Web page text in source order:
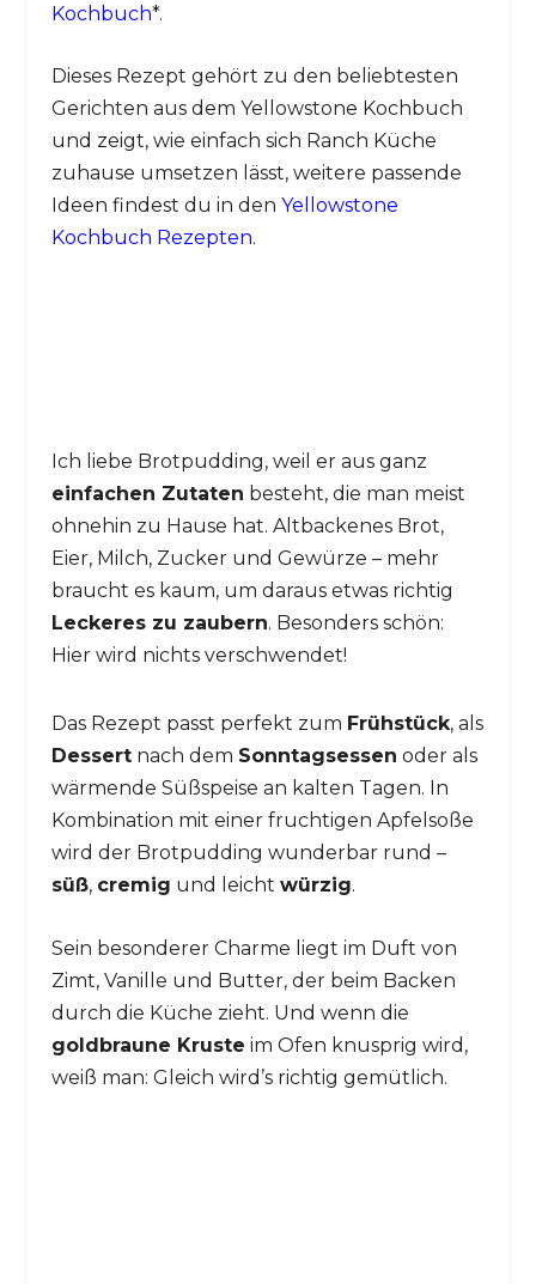
Kochbuch*.
Dieses Rezept gehört zu den beliebtesten
Gerichten aus dem Yellowstone Kochbuch
und zeigt, wie einfach sich Ranch Küche
zuhause umsetzen lässt, weitere passende
Ideen findest du in den Yellowstone
Kochbuch Rezepten.
Ich liebe Brotpudding, weil er aus ganz
einfachen Zutaten besteht, die man meist
ohnehin zu Hause hat. Altbackenes Brot,
Eier, Milch, Zucker und Gewürze – mehr
braucht es kaum, um daraus etwas richtig
Leckeres zu zaubern. Besonders schön:
Hier wird nichts verschwendet!
Das Rezept passt perfekt zum Frühstück, als
Dessertnach dem Sonntagsessen oder als
wärmende Süßspeise an kalten Tagen. In
Kombination mit einer fruchtigen Apfelsoße
wird der Brotpudding wunderbar rund –
süß, cremig und leicht würzig.
Sein besonderer Charme liegt im Duft von
Zimt, Vanille und Butter, der beim Backen
durch die Küche zieht. Und wenn die
goldbraune Kruste im Ofen knusprig wird,
weiß man: Gleich wird’s richtig gemütlich.